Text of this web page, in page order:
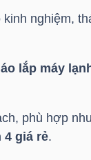
nghiệm,
lắp máy
phù hợp
4 giá rẻ.